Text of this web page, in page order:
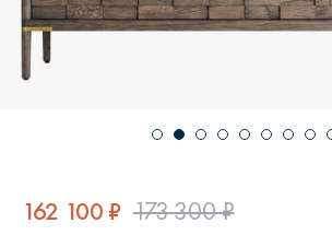
162 100 ₽ 173 300 ₽